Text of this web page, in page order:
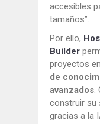
accesibles
tamaños”.
Por ello,
Builder
proyectos
de
avanzados.
construir su
gracias a la